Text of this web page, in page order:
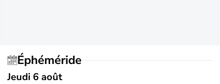
Éphéméride
Jeudi 6 août